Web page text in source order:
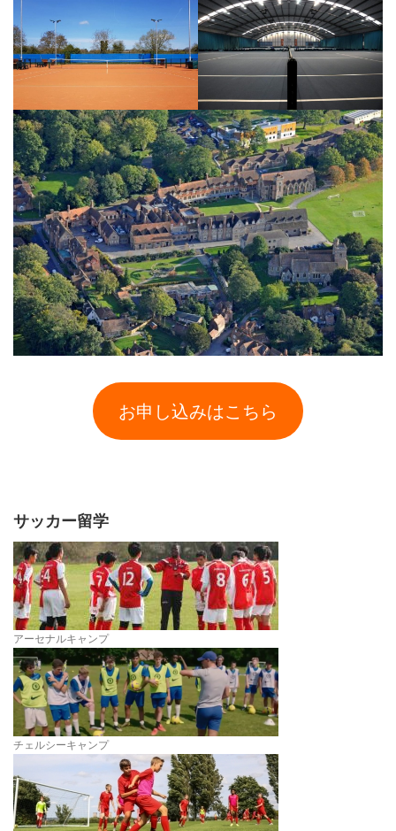
お申し込みはこちら
サッカー留学
アーセナルキャンプ
チェルシーキャンプ